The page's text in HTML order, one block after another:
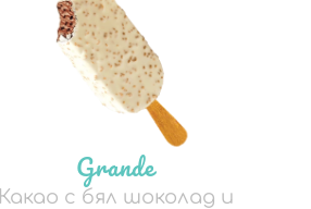
Grande
Какао с бял шоколад и